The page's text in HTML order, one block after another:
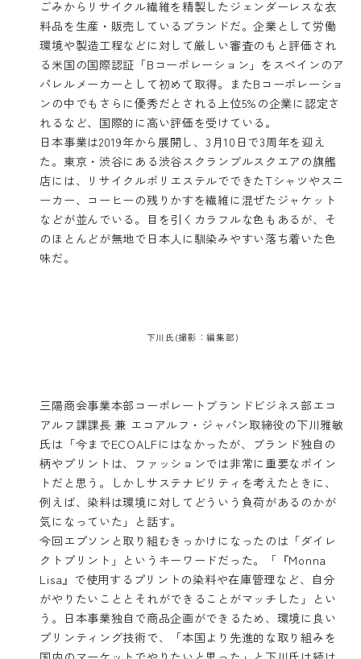
ごみからリサイクル繊維を精製したジェンダーレスな衣
料品を生産・販売しているブランドだ。企業として労働
環境や製造工程などに対して厳しい審査のもと評価され
る米国の国際認証「Bコーポレーション」をスペインのア
パレルメーカーとして初めて取得。またBコーポレーショ
ンの中でもさらに優秀だとされる上位5%の企業に認定さ
れるなど、国際的に高い評価を受けている。
日本事業は2019年から展開し、3月10日で3周年を迎え
た。東京・渋谷にある渋谷スクランブルスクエアの旗艦
店には、リサイクルポリエステルでできたTシャツやスニ
ーカー、コーヒーの残りかすを繊維に混ぜたジャケット
などが並んでいる。目を引くカラフルな色もあるが、そ
のほとんどが無地で日本人に馴染みやすい落ち着いた色
味だ。
下川氏(撮影：編集部)
三陽商会事業本部コーポレートブランドビジネス部エコ
アルフ課課長 兼 エコアルフ・ジャパン取締役の下川雅敏
氏は「今までECOALFにはなかったが、ブランド独自の
柄やプリントは、ファッションでは非常に重要なポイン
トだと思う。しかしサステナビリティを考えたときに、
例えば、染料は環境に対してどういう負荷があるのかが
気になっていた」と話す。
今回エプソンと取り組むきっかけになったのは「ダイレ
クトプリント」というキーワードだった。「『Monna
Lisa』で使用するプリントの染料や在庫管理など、自分
がやりたいこととそれができることがマッチした」とい
う。日本事業独自で商品企画ができるため、環境に良い
プリンティング技術で、「本国より先進的な取り組みを